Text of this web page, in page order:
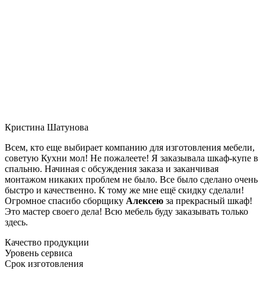
Кристина Шатунова
Всем, кто еще выбирает компанию для изготовления мебели,
советую Кухни мол! Не пожалеете! Я заказывала шкаф-купе в
спальню. Начиная с обсуждения заказа и заканчивая
монтажом никаких проблем не было. Все было сделано очень
быстро и качественно. К тому же мне ещё скидку сделали!
Огромное спасибо сборщику Алексею за прекрасный шкаф!
Это мастер своего дела! Всю мебель буду заказывать только
здесь.
Качество продукции
Уровень сервиса
Срок изготовления